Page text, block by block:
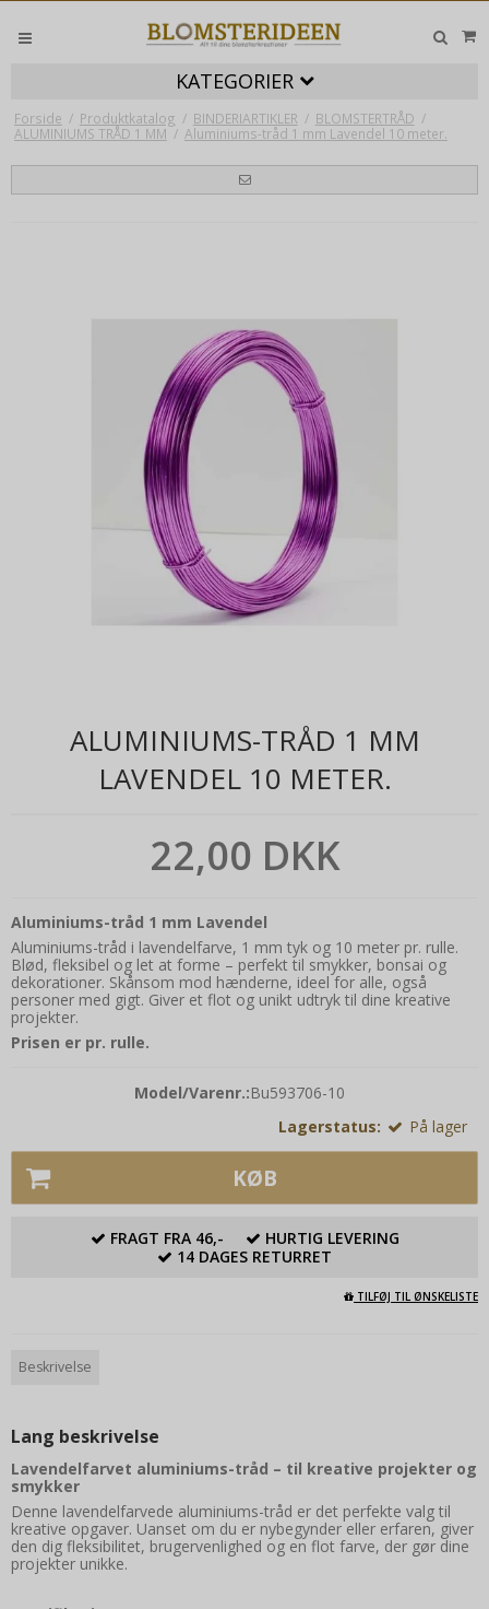
KATEGORIER
Forside / Produktkatalog / BINDERIARTIKLER / BLOMSTERTRÅD /
ALUMINIUMS TRÅD 1 MM / Aluminiums-tråd 1 mm Lavendel 10 meter.
ALUMINIUMS-TRÅD 1 MM
LAVENDEL 10 METER.
22,00 DKK
Aluminiums-tråd 1 mm Lavendel
Aluminiums-tråd i lavendelfarve, 1 mm tyk og 10 meter pr. rulle.
Blød, fleksibel og let at forme – perfekt til smykker, bonsai og
dekorationer. Skånsom mod hænderne, ideel for alle, også
personer med gigt. Giver et flot og unikt udtryk til dine kreative
projekter.
Prisen er pr. rulle.
Model/Varenr.:Bu593706-10
Lagerstatus:
På lager
KØB
FRAGT FRA 46,-
HURTIG LEVERING
14 DAGES RETURRET
TILFØJ TIL ØNSKELISTE
Beskrivelse
Lang beskrivelse
Lavendelfarvet aluminiums-tråd – til kreative projekter og
smykker
Denne lavendelfarvede aluminiums-tråd er det perfekte valg til
kreative opgaver. Uanset om du er nybegynder eller erfaren, giver
den dig fleksibilitet, brugervenlighed og en flot farve, der gør dine
projekter unikke.